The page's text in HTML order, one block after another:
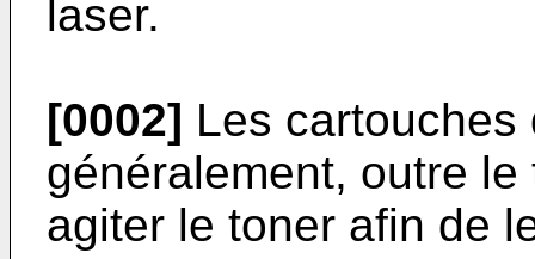
laser.
[0002] Les
généralement, outre
agiter le toner afin de